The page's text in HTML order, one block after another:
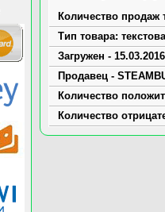
Количество продаж
Тип товара:
Загружен -
Продавец -
Количество
Количество